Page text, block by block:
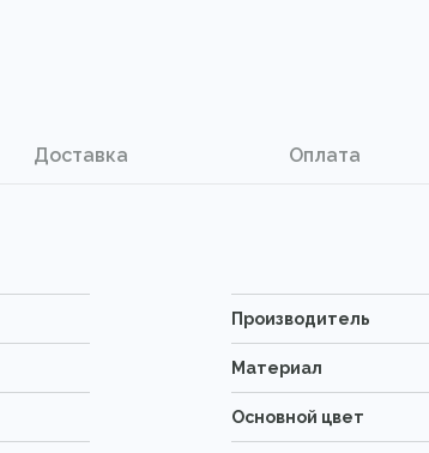
Доставка Оплата
Производитель
Материал
Основной цвет